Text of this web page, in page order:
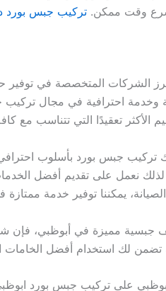
وقت ممكن. تركيب جبس بورد
الشركات المتخصصة في توفير
احترافية في مجال تركيب
تعقيدًا التي تتناسب مع
جبس بورد بأسلوب احترافي
لذلك نعمل على تقديم أفضل
يمكننا توفير خدمة
مميزة في أبوظبي، فإن
تضمن لك استخدام أفضل الخامات
على تركيب جبس بورد